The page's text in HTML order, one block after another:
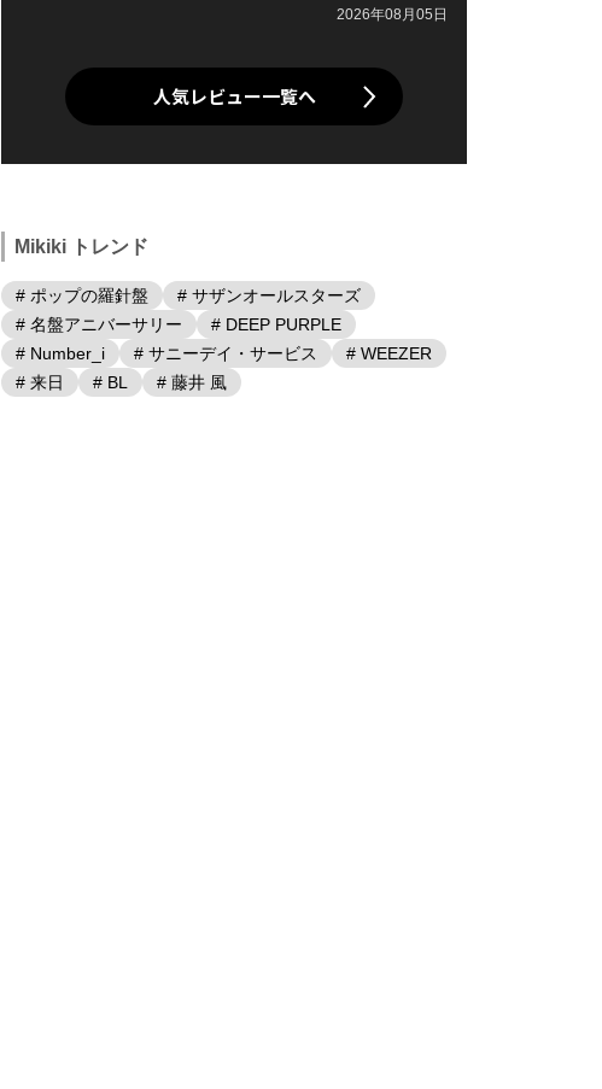
2026年08月05日
人気レビュー一覧へ
Mikiki トレンド
# ポップの羅針盤
# サザンオールスターズ
# 名盤アニバーサリー
# DEEP PURPLE
# Number_i
# サニーデイ・サービス
# WEEZER
# 来日
# BL # 藤井 風